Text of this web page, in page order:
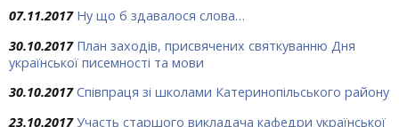
07.11.2017 Ну що б здавалося слова…
30.10.2017 План заходів, присвячених святкуванню Дня
української писемності та мови
30.10.2017 Співпраця зі школами Катеринопільського району
23.10.2017 Участь старшого викладача кафедри української